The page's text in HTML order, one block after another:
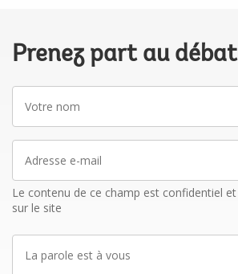
Prenez part au débat
nom
mail
Le contenu de ce champ est confidentiel
sur le site
parole